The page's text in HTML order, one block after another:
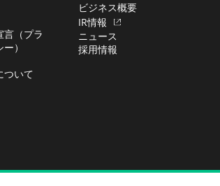
言（プラ
）
ついて
ビジネス概要
IR情報
ニュース
採用情報